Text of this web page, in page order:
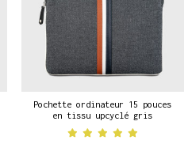
Pochette ordinateur 15 pouces
en tissu upcyclé gris